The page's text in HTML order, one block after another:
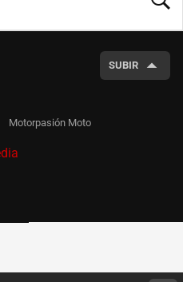
SUBIR
Motorpasión Moto